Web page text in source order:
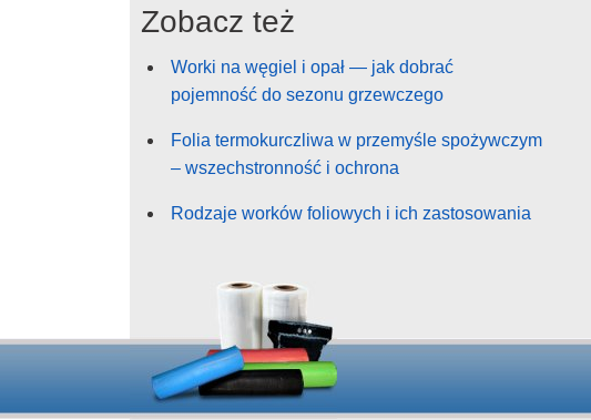
Zobacz też
Worki na węgiel i opał — jak dobrać
pojemność do sezonu grzewczego
Folia termokurczliwa w przemyśle spożywczym
– wszechstronność i ochrona
Rodzaje worków foliowych i ich zastosowania